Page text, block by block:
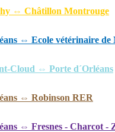
⇔ Châtillon Montrouge
⇔ Ecole vétérinaire
Cloud ⇔ Porte d´Orléans
⇔ Robinson RER
⇔ Fresnes - Charcot -